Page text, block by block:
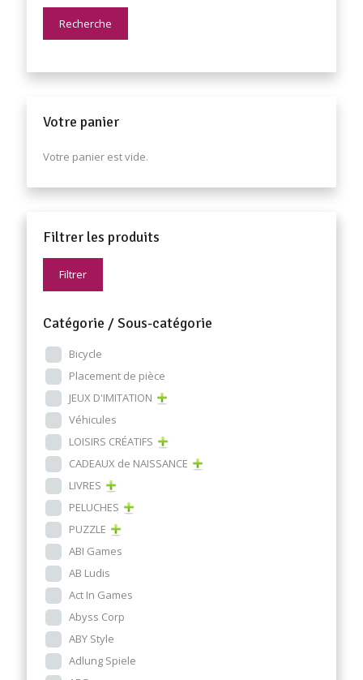
Recherche
Votre panier
Votre panier est vide.
Filtrer les produits
Filtrer
Catégorie / Sous-catégorie
Bicycle
Placement de pièce
JEUX D'IMITATION
Véhicules
LOISIRS CRÉATIFS
CADEAUX de NAISSANCE
LIVRES
PELUCHES
PUZZLE
ABI Games
AB Ludis
Act In Games
Abyss Corp
ABY Style
Adlung Spiele